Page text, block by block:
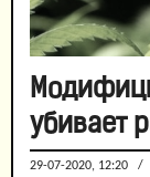
убивает
29-07-2020, 12:20 /